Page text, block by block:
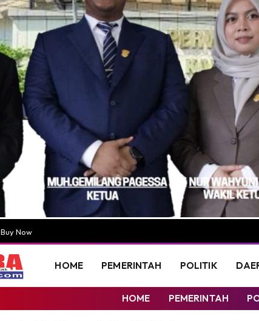
Buy Now
HOME PEMERINTAH POLITIK
HOME PEMERINTAH